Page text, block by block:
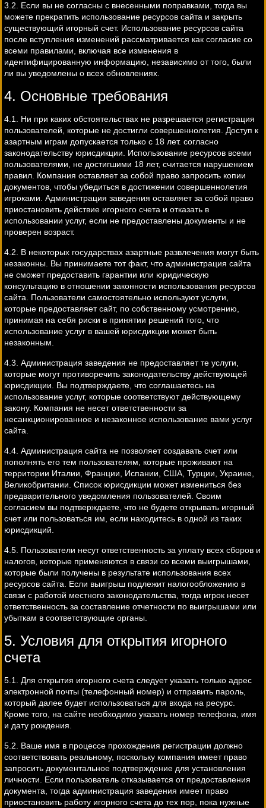
3.2. Если вы не согласны с внесенными поправками, тогда вы
можете прекратить использование ресурсов сайта и закрыть
существующий игорный счет. Использование ресурсов сайта
после вступления изменений рассматривается как согласие со
всеми правилами, включая все изменения в
идентифицированную информацию, независимо от того, были
ли вы уведомлены о всех обновлениях.
4. Основные требования
4.1. Ни при каких обстоятельствах не разрешается регистрация
пользователей, которые не достигли совершеннолетия. Доступ к
азартным играм допускается только с 18 лет. согласно
законодательству юрисдикции. Использование ресурсов всеми
пользователями, не достигшими 18 лет, считается нарушением
правил. Компания оставляет за собой право запросить копии
документов, чтобы убедиться в достижении совершеннолетия
игроками. Администрация заведения оставляет за собой право
приостановить действие игорного счета и отказать в
использовании услуг, если не предоставлены документы и не
проверен возраст.
4.2. В некоторых государствах азартные развлечения могут быть
незаконны. Вы принимаете тот факт, что администрация сайта
не сможет предоставить гарантии или юридическую
консультацию в отношении законности использования ресурсов
сайта. Пользователи самостоятельно используют услуги,
которые предоставляет сайт, по собственному усмотрению,
принимая на себя риски в принятии решений того, что
использование услуг в вашей юрисдикции может быть
незаконным.
4.3. Администрация заведения не предоставляет те услуги,
которые могут противоречить законодательству действующей
юрисдикции. Вы подтверждаете, что соглашаетесь на
использование услуг, которые соответствуют действующему
закону. Компания не несет ответственности за
несанкционированное и незаконное использование вами услуг
сайта.
4.4. Администрация сайта не позволяет создавать счет или
пополнять его тем пользователям, которые проживают на
территории Италии, Франции, Испании, США, Турции, Украине,
Великобритании. Список юрисдикции может измениться без
предварительного уведомления пользователей. Своим
согласием вы подтверждаете, что не будете открывать игорный
счет или пользоваться им, если находитесь в одной из таких
юрисдикций.
4.5. Пользователи несут ответственность за уплату всех сборов и
налогов, которые применяются в связи со всеми выигрышами,
которые были получены в результате использования всех
ресурсов сайта. Если выигрыш подлежит налогообложению в
связи с работой местного законодательства, тогда игрок несет
ответственность за составление отчетности по выигрышами или
убыткам в соответствующие органы.
5. Условия для открытия игорного
счета
5.1. Для открытия игорного счета следует указать только адрес
электронной почты (телефонный номер) и отправить пароль,
который далее будет использоваться для входа на ресурс.
Кроме того, на сайте необходимо указать номер телефона, имя
и дату рождения.
5.2. Ваше имя в процессе прохождения регистрации должно
соответствовать реальному, поскольку компания имеет право
запросить документальное подтверждение для установления
личности. Если пользователь отказывается от предоставления
документа, тогда администрация заведения имеет право
приостановить работу игорного счета до тех пор, пока нужные